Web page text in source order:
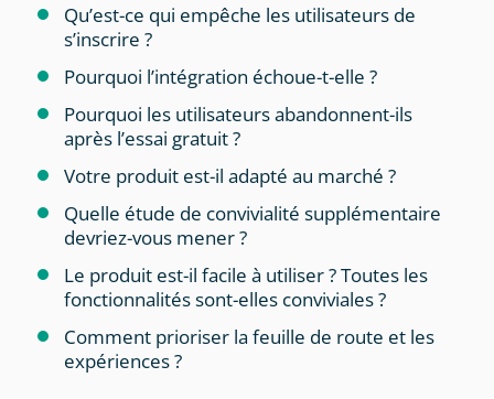
Qu’est-ce qui empêche les utilisateurs de
s’inscrire ?
Pourquoi l’intégration échoue-t-elle ?
Pourquoi les utilisateurs abandonnent-ils
après l’essai gratuit ?
Votre produit est-il adapté au marché ?
Quelle étude de convivialité supplémentaire
devriez-vous mener ?
Le produit est-il facile à utiliser ? Toutes les
fonctionnalités sont-elles conviviales ?
Comment prioriser la feuille de route et les
expériences ?